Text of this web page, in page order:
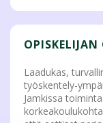
OPISKELIJAN
Laadukas,
työskentely-
Jamkissa